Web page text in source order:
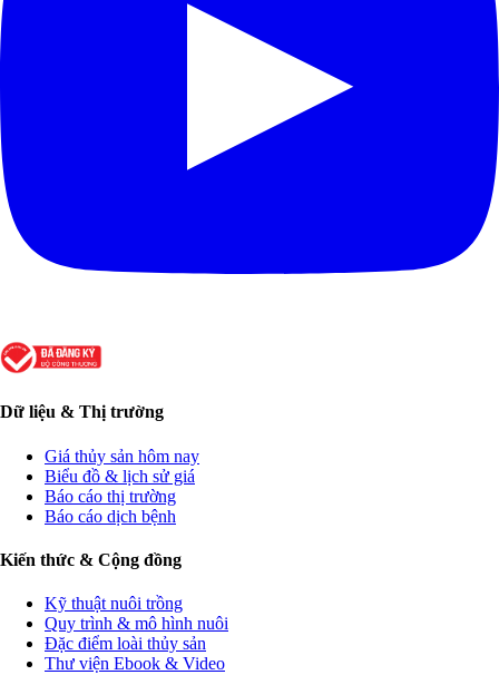
Dữ liệu & Thị trường
Giá thủy sản hôm nay
Biểu đồ & lịch sử giá
Báo cáo thị trường
Báo cáo dịch bệnh
Kiến thức & Cộng đồng
Kỹ thuật nuôi trồng
Quy trình & mô hình nuôi
Đặc điểm loài thủy sản
Thư viện Ebook & Video